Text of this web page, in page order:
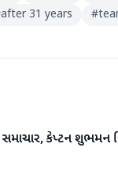
after 31 years #
સમાચાર, કેપ્ટન શુભમન